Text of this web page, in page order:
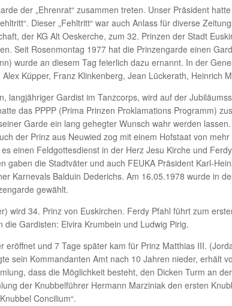
der „Ehrenrat“ zusammen treten. Unser Präsident
Dieser „Fehltritt“ war auch Anlass für diverse
der KG Alt Oeskerche, zum 32. Prinzen der Stadt
Seit Rosenmontag 1977 hat die Prinzengarde einen
wurde an diesem Tag feierlich dazu ernannt. In der
Küpper, Franz Klinkenberg, Jean Lückerath, Heinrich
langjähriger Gardist im Tanzcorps, wird auf der
das PPPP (Prima Prinzen Proklamations Programm)
Garde ein lang gehegter Wunsch wahr werden
der Prinz aus Neuwied zog mit einem Hofstaat von
einen Feldgottesdienst in der Herz Jesu Kirche und
gaben die Stadtväter und auch FEUKA Präsident Karl-
Karnevals Balduin Dederichs. Am 16.05.1978 wurde in
gewählt.
wird 34. Prinz von Euskirchen. Ferdy Pfahl führt zum
Gardisten: Elvira Krumbein und Ludwig Pirig.
und 7 Tage später kam für Prinz Matthias III.
sein Kommandanten Amt nach 10 Jahren nieder, erhält
dass die Möglichkeit besteht, den Dicken Turm an
der Knubbelführer Hermann Marziniak den ersten
Concilium“.